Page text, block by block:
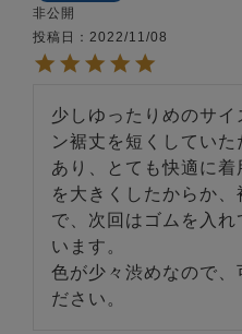
非公開
投稿日
2022/11/08
少しゆったりめのサ
ン裾丈を短くしてい
あり、とても快適に
を大きくしたからか
で、次回はゴムを入
います。
色が少々渋めなので、
ださい。